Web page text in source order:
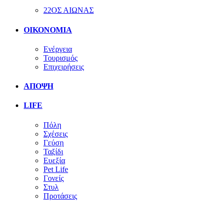
22ΟΣ ΑΙΩΝΑΣ
ΟΙΚΟΝΟΜΙΑ
Ενέργεια
Τουρισμός
Επιχειρήσεις
ΑΠΟΨΗ
LIFE
Πόλη
Σχέσεις
Γεύση
Ταξίδι
Ευεξία
Pet Life
Γονείς
Στυλ
Προτάσεις